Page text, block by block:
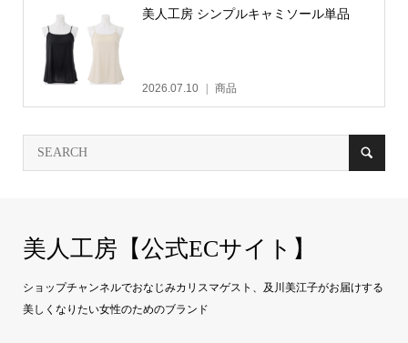
美人工房 シンプルキャミソール単品
2026.07.10 商品
美人工房【公式ECサイト】
ショップチャンネルでおなじみカリスマゲスト、及川美江子がお届けする
美しくなりたい女性のためのブランド